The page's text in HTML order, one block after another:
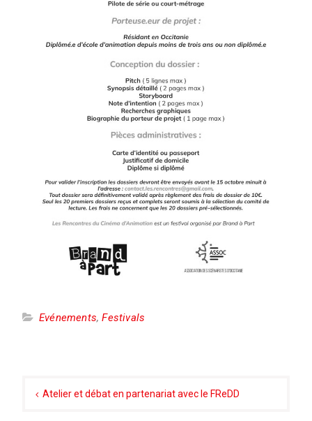
Evénements,Festivals
Atelier et débat en partenariat avec le FReDD